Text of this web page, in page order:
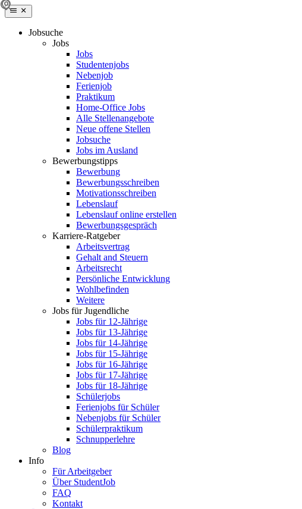
Jobsuche
Jobs
Jobs
Studentenjobs
Nebenjob
Ferienjob
Praktikum
Home-Office Jobs
Alle Stellenangebote
Neue offene Stellen
Jobsuche
Jobs im Ausland
Bewerbungstipps
Bewerbung
Bewerbungsschreiben
Motivationsschreiben
Lebenslauf
Lebenslauf online erstellen
Bewerbungsgespräch
Karriere-Ratgeber
Arbeitsvertrag
Gehalt and Steuern
Arbeitsrecht
Persönliche Entwicklung
Wohlbefinden
Weitere
Jobs für Jugendliche
Jobs für 12-Jährige
Jobs für 13-Jährige
Jobs für 14-Jährige
Jobs für 15-Jährige
Jobs für 16-Jährige
Jobs für 17-Jährige
Jobs für 18-Jährige
Schülerjobs
Ferienjobs für Schüler
Nebenjobs für Schüler
Schülerpraktikum
Schnupperlehre
Blog
Info
Für Arbeitgeber
Über StudentJob
FAQ
Kontakt